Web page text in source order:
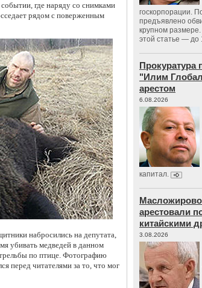
где наряду со снимками
рядом с поверженным
набросились на депутата,
убивать медведей в данном
по птице. Фотографию
перед читателями за то, что мог
госкорпорации.
предъявлено
крупном
этой статье —
Прокуратура
"Илим
арестом
6.08.2026
капитал.
арестовали
китайскими
3.08.2026